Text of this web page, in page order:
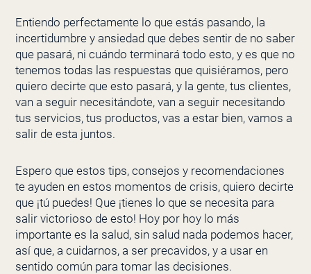
Entiendo perfectamente lo que estás pasando, la
incertidumbre y ansiedad que debes sentir de no saber
que pasará, ni cuándo terminará todo esto, y es que no
tenemos todas las respuestas que quisiéramos, pero
quiero decirte que esto pasará, y la gente, tus clientes,
van a seguir necesitándote, van a seguir necesitando
tus servicios, tus productos, vas a estar bien, vamos a
salir de esta juntos.
Espero que estos tips, consejos y recomendaciones
te ayuden en estos momentos de crisis, quiero decirte
que ¡tú puedes! Que ¡tienes lo que se necesita para
salir victorioso de esto! Hoy por hoy lo más
importante es la salud, sin salud nada podemos hacer,
así que, a cuidarnos, a ser precavidos, y a usar en
sentido común para tomar las decisiones.